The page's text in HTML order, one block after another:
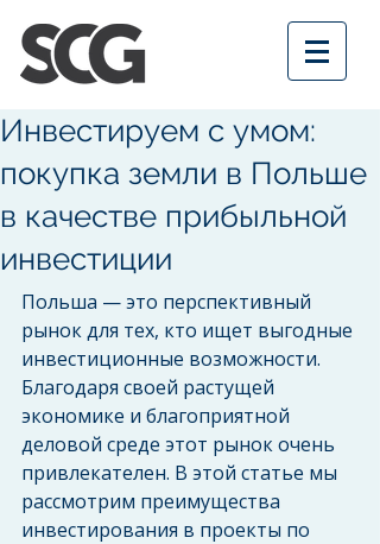
Инвестируем с умом:
покупка земли в Польше
в качестве прибыльной
инвестиции
Польша — это перспективный
рынок для тех, кто ищет выгодные
инвестиционные возможности.
Благодаря своей растущей
экономике и благоприятной
деловой среде этот рынок очень
привлекателен. В этой статье мы
рассмотрим преимущества
инвестирования в проекты по